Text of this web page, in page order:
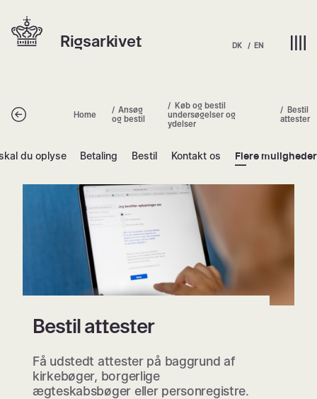
Spring
indhold
Hjem | Home
Rigsarkivet DK EN
Tilbage Home
Ansøg
og bestil
Køb og bestil
undersøgelser og
ydelser
Bestil
attester
du oplyse Betaling Bestil Kontakt os Flere muligheder
Bestil attester
Bestil attester
Få udstedt attester på baggrund af
kirkebøger, borgerlige
ægteskabsbøger eller personregistre.